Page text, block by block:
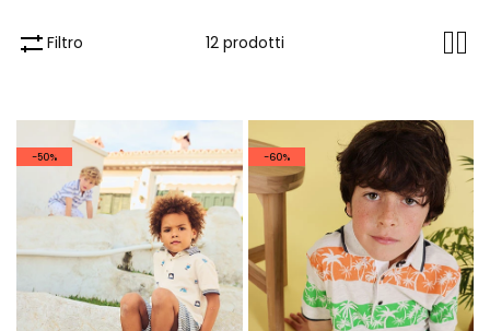
Filtro 12 prodotti
-50% -60%